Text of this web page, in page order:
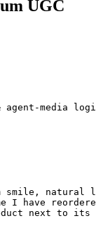
UGC
media
smile, natural
I have
next to